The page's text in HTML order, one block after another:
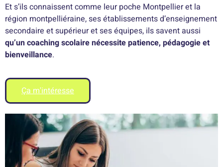
Et s’ils connaissent comme leur poche Montpellier et la
région montpelliéraine, ses établissements d’enseignement
secondaire et supérieur et ses équipes, ils savent aussi
qu’un coaching scolaire nécessite patience, pédagogie et
bienveillance.
Ça m'intéresse